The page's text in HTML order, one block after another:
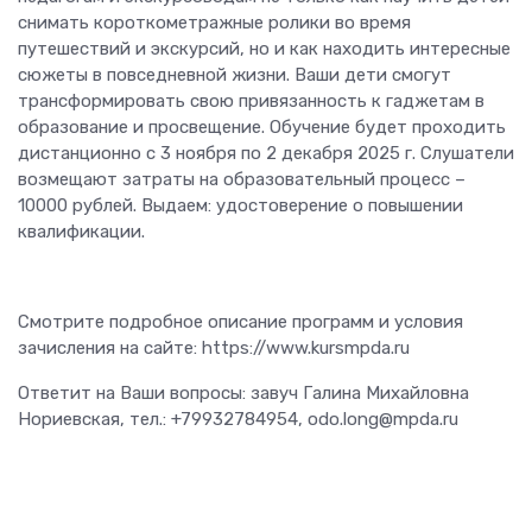
снимать короткометражные ролики во время
путешествий и экскурсий, но и как находить интересные
сюжеты в повседневной жизни. Ваши дети смогут
трансформировать свою привязанность к гаджетам в
образование и просвещение. Обучение будет проходить
дистанционно с 3 ноября по 2 декабря 2025 г. Слушатели
возмещают затраты на образовательный процесс –
10000 рублей. Выдаем: удостоверение о повышении
квалификации.
Смотрите подробное описание программ и условия
зачисления на сайте: https://www.kursmpda.ru
Ответит на Ваши вопросы: завуч Галина Михайловна
Нориевская, тел.: +79932784954, odo.long@mpda.ru